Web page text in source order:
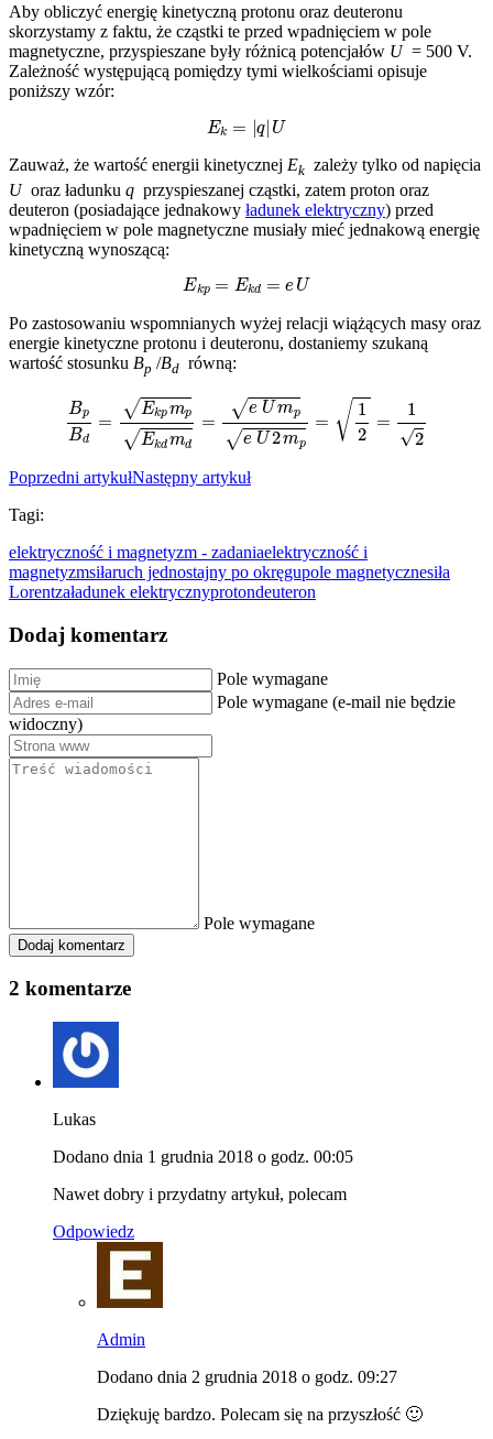
Aby obliczyć energię kinetyczną protonu oraz deuteronu
skorzystamy z faktu, że cząstki te przed wpadnięciem w pole
magnetyczne, przyspieszane były różnicą potencjałów U= 500 V.
Zależność występującą pomiędzy tymi wielkościami opisuje
poniższy wzór:
E q|U
Zauważ, że wartość energii kinetycznej Ek zależy tylko od napięcia
Uoraz ładunku q przyspieszanej cząstki, zatem proton oraz
deuteron (posiadające jednakowy ładunek elektryczny) przed
wpadnięciem w pole magnetyczne musiały mieć jednakową energię
kinetyczną wynoszącą:
E Ek U
Po zastosowaniu wspomnianych wyżej relacji wiążących masy oraz
energie kinetyczne protonu i deuteronu, dostaniemy szukaną
wartość stosunku Bp /Bd równą:
B Ekpmp( d=eUmp mp=
Poprzedni artykułNastępny artykuł
Tagi:
elektryczność i magnetyzm - zadaniaelektryczność i
magnetyzmsiłaruch jednostajny po okręgupole magnetycznesiła
Lorentzaładunek elektrycznyprotondeuteron
Dodaj komentarz
Pole wymagane
Pole wymagane (e-mail nie będzie
widoczny)
Pole wymagane
Dodaj komentarz
2 komentarze
Lukas
Dodano dnia 1 grudnia 2018 o godz. 00:05
Nawet dobry i przydatny artykuł, polecam
Odpowiedz
Admin
Dodano dnia 2 grudnia 2018 o godz. 09:27
Dziękuję bardzo. Polecam się na przyszłość 🙂